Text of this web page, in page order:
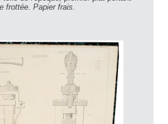
frottée. Papier frais.